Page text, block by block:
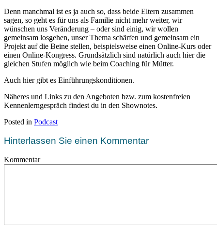
Denn manchmal ist es ja auch so, dass beide Eltern zusammen
sagen, so geht es für uns als Familie nicht mehr weiter, wir
wünschen uns Veränderung – oder sind einig, wir wollen
gemeinsam losgehen, unser Thema schärfen und gemeinsam ein
Projekt auf die Beine stellen, beispielsweise einen Online-Kurs oder
einen Online-Kongress. Grundsätzlich sind natürlich auch hier die
gleichen Stufen möglich wie beim Coaching für Mütter.
Auch hier gibt es Einführungskonditionen.
Näheres und Links zu den Angeboten bzw. zum kostenfreien
Kennenlerngespräch findest du in den Shownotes.
Posted in Podcast
Hinterlassen Sie einen Kommentar
Kommentar